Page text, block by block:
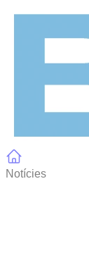
Notícies